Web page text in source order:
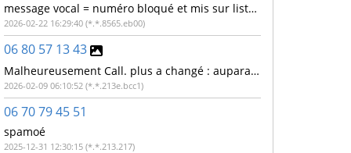
message vocal = numéro bloqué et mis sur liste noire sous deux heures. Numéro non bloqué et la liste noire n'existe pas ! Numéro 88800 surtaxé ?
2026-02-22 16:29:40 (*.*.8565.eb00)
06 80 57 13 43
Malheureusement Call. plus a changé : auparavant on pouvait voir les autres commentaires...
2026-02-09 06:10:52 (*.*.213e.bcc1)
06 70 79 45 51
spamoé
2025-12-31 12:30:15 (*.*.213.217)